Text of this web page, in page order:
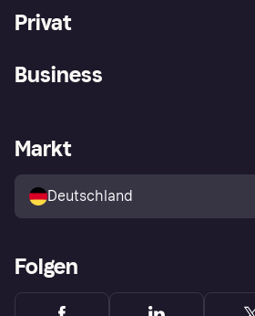
Privat
Klarna App
Shops entdecken
Käuferschutzrichtlinie
Dein
Business
Händlerportal
Markt
Deutschland
Folgen